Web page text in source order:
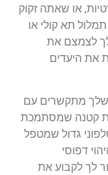
או שאתה זקוק
תא קולי או
לצמצם את
את היעדים
שלך מתקשרים עם
קטנה שמסתמכת
גדול שמטפל
דפוסי
לך לקבוע את